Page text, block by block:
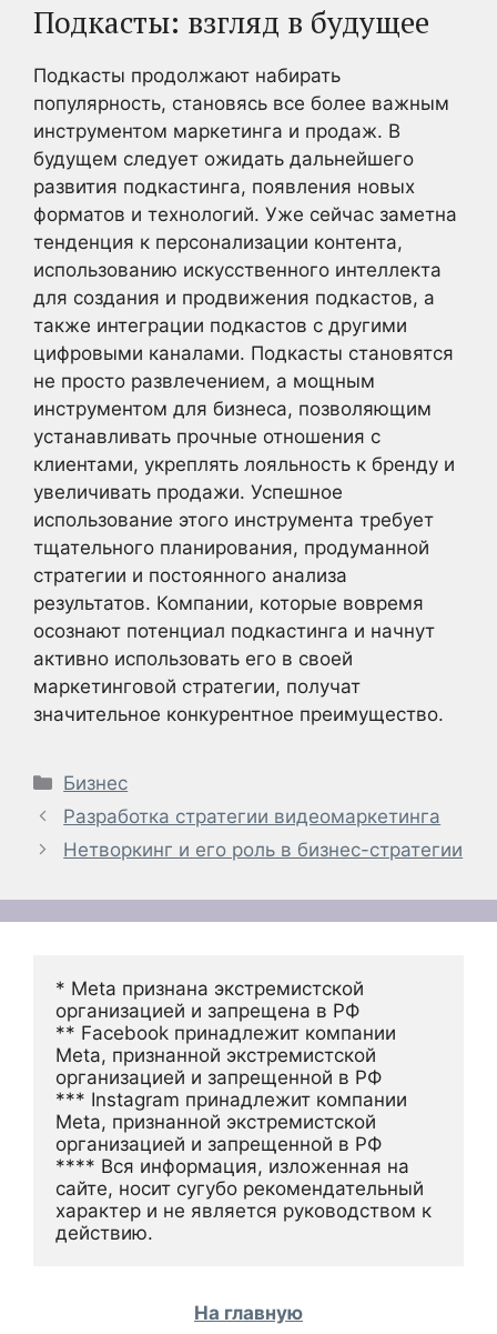
Подкасты: взгляд в будущее
Подкасты продолжают набирать
популярность, становясь все более важным
инструментом маркетинга и продаж. В
будущем следует ожидать дальнейшего
развития подкастинга, появления новых
форматов и технологий. Уже сейчас заметна
тенденция к персонализации контента,
использованию искусственного интеллекта
для создания и продвижения подкастов, а
также интеграции подкастов с другими
цифровыми каналами. Подкасты становятся
не просто развлечением, а мощным
инструментом для бизнеса, позволяющим
устанавливать прочные отношения с
клиентами, укреплять лояльность к бренду и
увеличивать продажи. Успешное
использование этого инструмента требует
тщательного планирования, продуманной
стратегии и постоянного анализа
результатов. Компании, которые вовремя
осознают потенциал подкастинга и начнут
активно использовать его в своей
маркетинговой стратегии, получат
значительное конкурентное преимущество.
Рубрики
Бизнес
Разработка стратегии видеомаркетинга
Нетворкинг и его роль в бизнес-стратегии
* Meta признана экстремистской
организацией и запрещена в РФ
** Facebook принадлежит компании
Meta, признанной экстремистской
организацией и запрещенной в РФ
*** Instagram принадлежит компании
Meta, признанной экстремистской
организацией и запрещенной в РФ
**** Вся информация, изложенная на
сайте, носит сугубо рекомендательный
характер и не является руководством к
действию.
На главную